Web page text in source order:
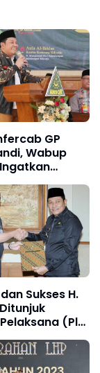
GP
Wabup
Calon
Bangsa
Sukses H.
(Plt)